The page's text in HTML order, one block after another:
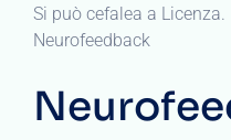
Si può cefalea a Licenza.
Neurofeedback